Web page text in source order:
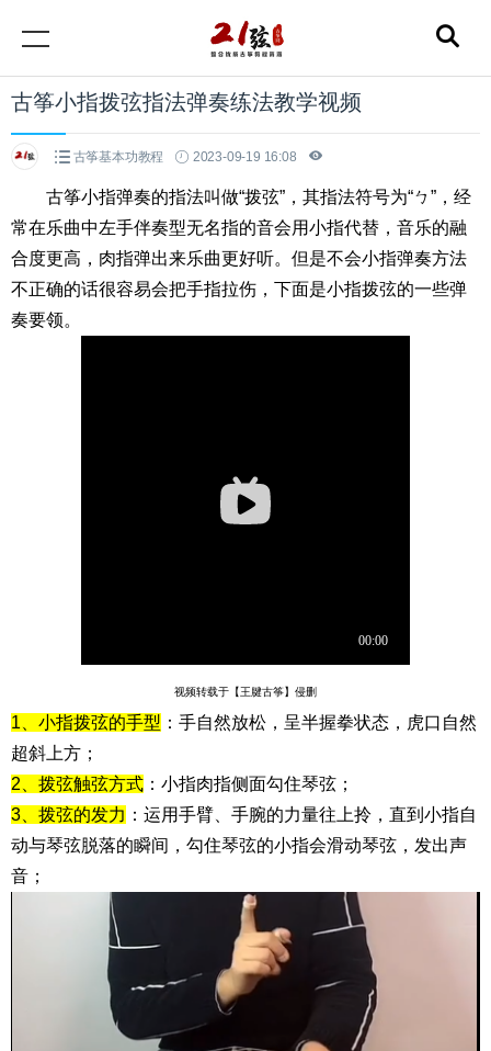
古筝小指拨弦指法弹奏练法教学视频
古筝基本功教程 2023-09-19 16:08
古筝小指弹奏的指法叫做“拨弦”，其指法符号为“ㄅ”，经
常在乐曲中左手伴奏型无名指的音会用小指代替，音乐的融
合度更高，肉指弹出来乐曲更好听。但是不会小指弹奏方法
不正确的话很容易会把手指拉伤，下面是小指拨弦的一些弹
奏要领。
视频转载于【王腱古筝】侵删
1、小指拨弦的手型 ：手自然放松，呈半握拳状态，虎口自然
超斜上方；
2、拨弦触弦方式 ：小指肉指侧面勾住琴弦；
3、拨弦的发力 ：运用手臂、手腕的力量往上拎，直到小指自
动与琴弦脱落的瞬间，勾住琴弦的小指会滑动琴弦，发出声
音；